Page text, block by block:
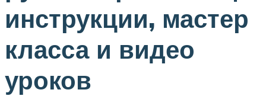
инструкции, мастер
класса и видео
уроков